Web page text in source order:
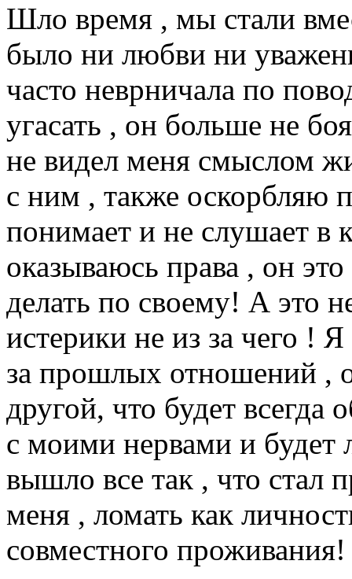
Шло время , мы стали
было ни любви ни
часто неврничала по
угасать , он больше не
не видел меня смыслом
с ним , также оскорбляю
понимает и не слушает в
оказываюсь права , он
делать по своему! А это
истерики не из за чего !
за прошлых отношений ,
другой, что будет всегда
с моими нервами и
вышло все так , что стал
меня , ломать как
совместного проживания!